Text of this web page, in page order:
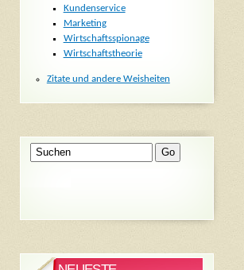
Kundenservice
Marketing
Wirtschaftsspionage
Wirtschaftstheorie
Zitate und andere Weisheiten